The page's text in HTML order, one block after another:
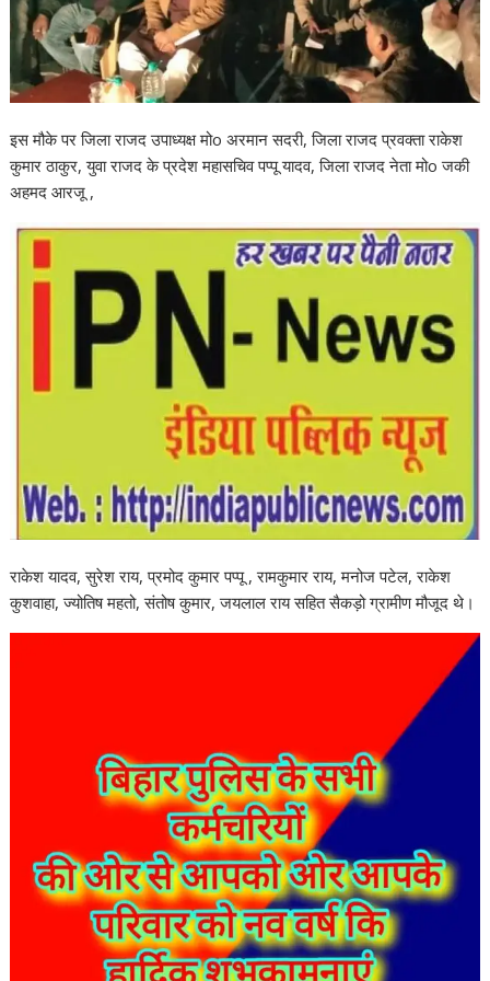
इस मौके पर जिला राजद उपाध्यक्ष मोo अरमान सदरी, जिला राजद प्रवक्ता राकेश
कुमार ठाकुर, युवा राजद के प्रदेश महासचिव पप्पू यादव, जिला राजद नेता मोo जकी
अहमद आरजू ,
राकेश यादव, सुरेश राय, प्रमोद कुमार पप्पू , रामकुमार राय, मनोज पटेल, राकेश
कुशवाहा, ज्योतिष महतो, संतोष कुमार, जयलाल राय सहित सैकड़ो ग्रामीण मौजूद थे।